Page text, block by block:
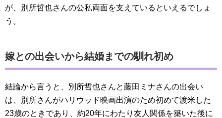
が、別所哲也さんの公私両面を支えているといえるでしょ
う。
嫁との出会いから結婚までの馴れ初め
結論から言うと、別所哲也さんと藤田ミナさんの出会い
は、別所さんがハリウッド映画出演のため初めて渡米した
23歳のときであり、約20年にわたり友人関係を築いた後に